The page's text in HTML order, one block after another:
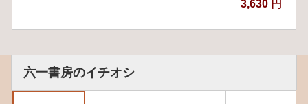
3,630 円
六一書房のイチオシ